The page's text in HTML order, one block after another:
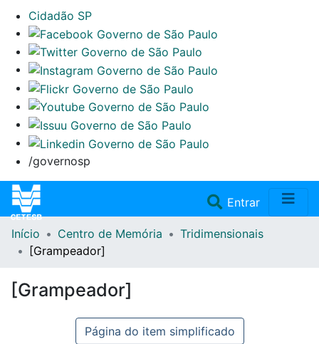
Cidadão SP
/governosp
Entrar(current)
Home
Repositório
Início Centro de Memória
Tridimensionais
[Grampeador]
[Grampeador]
Página do item simplificado